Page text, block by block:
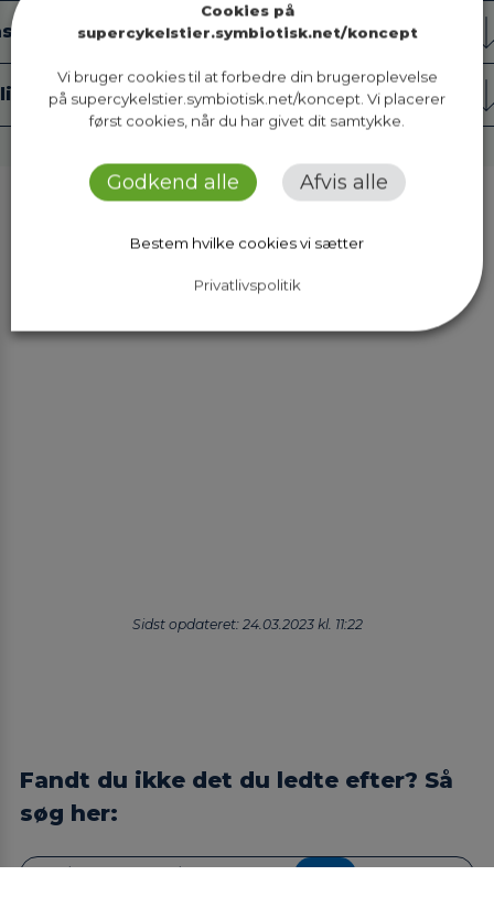
tællestationer
cykelstiinspektioner
Sidst opdateret: 24.03.2023 kl. 11:22
Fandt du ikke det du ledte efter? Så
søg her:
Cookies på
supercykelstier.symbiotisk.net/koncept
Vi bruger cookies til at forbedre din brugeroplevelse
på supercykelstier.symbiotisk.net/koncept. Vi placerer
først cookies, når du har givet dit samtykke.
Godkend alle Afvis alle
Bestem hvilke cookies vi sætter
Privatlivspolitik